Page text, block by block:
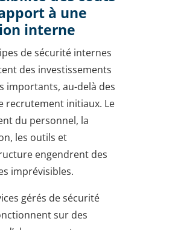
à une
interne
de sécurité internes
des investissements
importants, au-delà des
recrutement initiaux. Le
du personnel, la
les outils et
engendrent des
imprévisibles.
gérés de sécurité
sur des